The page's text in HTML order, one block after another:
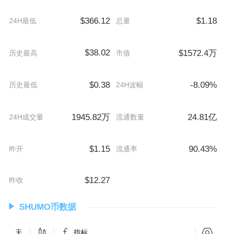
24H最低 $366.12 总量 $1.18
历史最高 $38.02 市值 $1572.4万
历史最低 $0.38 24H波幅 -8.09%
24H成交量 1945.82万 流通数量 24.81亿
昨开 $1.15 流通率 90.43%
昨收 $12.27
SHUMO币数据